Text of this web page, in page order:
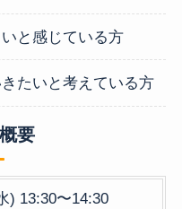
と感じている方
たいと考えている方
要
) 13:30〜14:30